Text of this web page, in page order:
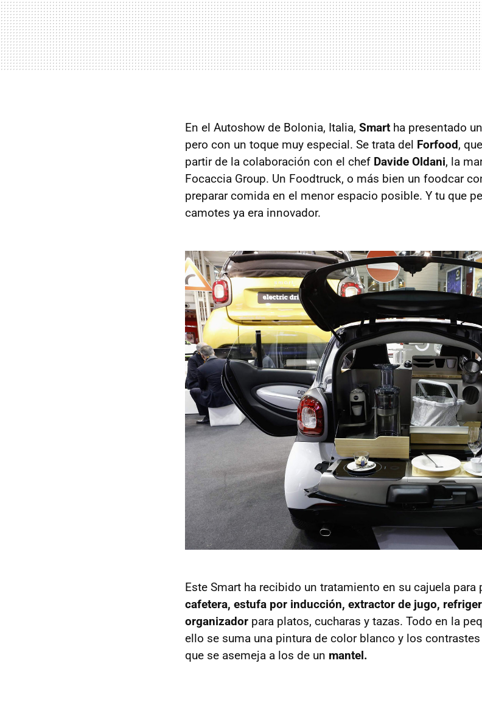
En el Autoshow de Bolonia, Italia, Smart ha presentado
pero con un toque muy especial. Se trata del Forfood,
partir de la colaboración con el chef Davide Oldani, la
Focaccia Group. Un Foodtruck, o más bien un foodcar
preparar comida en el menor espacio posible. Y tu que
camotes ya era innovador.
Este Smart ha recibido un tratamiento en su cajuela para
cafetera, estufa por inducción, extractor de jugo,
organizador para platos, cucharas y tazas. Todo en la
ello se suma una pintura de color blanco y los
que se asemeja a los de un mantel.